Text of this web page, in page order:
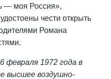
— моя Россия»,
чести открыть
Романа
февраля 1972 года в
высшее воздушно-